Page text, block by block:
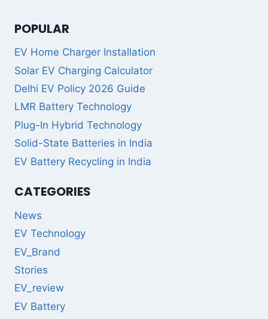
POPULAR
EV Home Charger Installation
Solar EV Charging Calculator
Delhi EV Policy 2026 Guide
LMR Battery Technology
Plug-In Hybrid Technology
Solid-State Batteries in India
EV Battery Recycling in India
CATEGORIES
News
EV Technology
EV_Brand
Stories
EV_review
EV Battery